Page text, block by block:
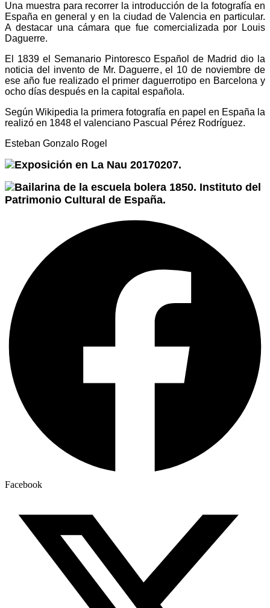
Una muestra para recorrer la introducción de la fotografía en
España en general y en la ciudad de Valencia en particular.
A destacar una cámara que fue comercializada por Louis
Daguerre.
El 1839 el Semanario Pintoresco Español de Madrid dio la
noticia del invento de Mr. Daguerre, el 10 de noviembre de
ese año fue realizado el primer daguerrotipo en Barcelona y
ocho días después en la capital española.
Según Wikipedia la primera fotografía en papel en España la
realizó en 1848 el valenciano Pascual Pérez Rodríguez.
Esteban Gonzalo Rogel
Facebook